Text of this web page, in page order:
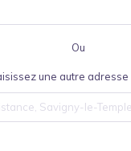
Ou
une autre